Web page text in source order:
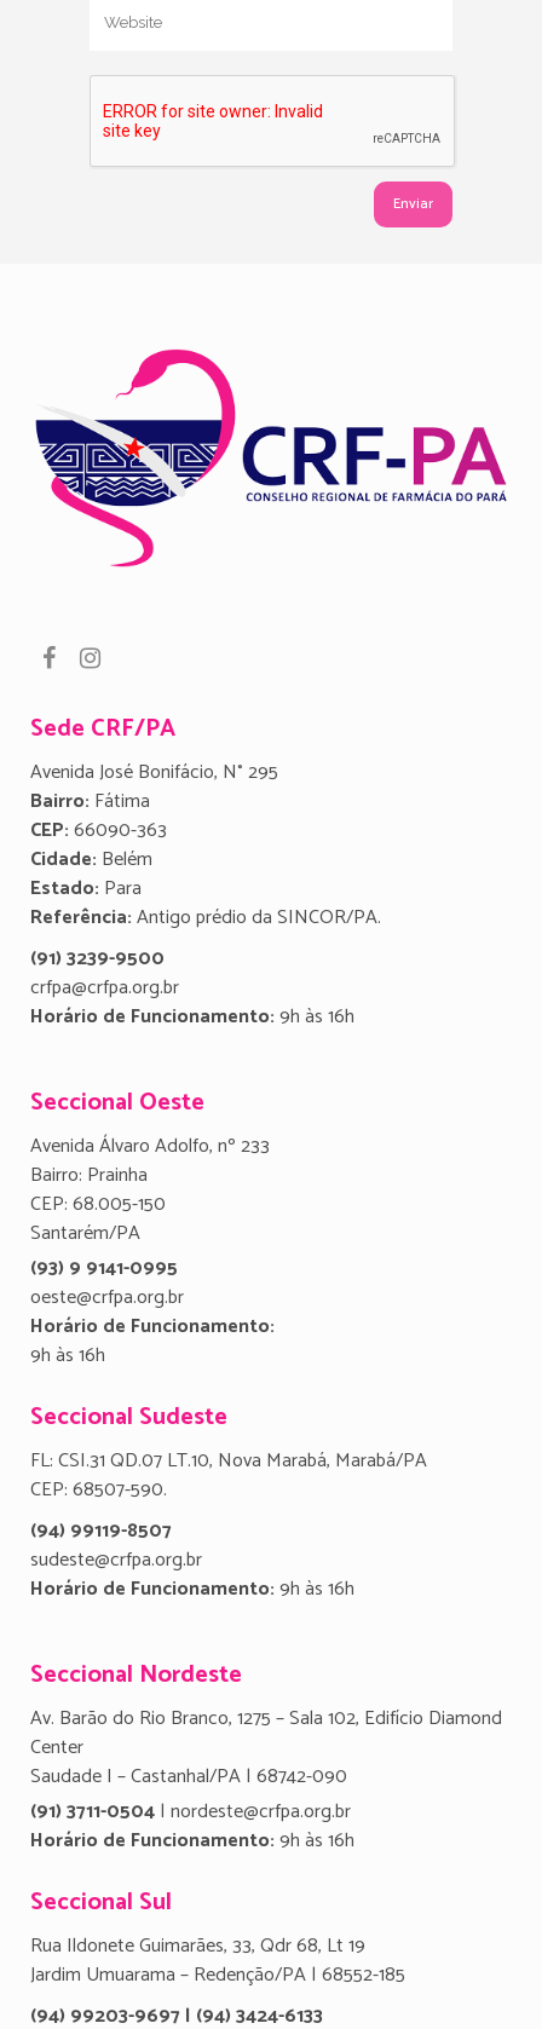
Sede CRF/PA
Avenida José Bonifácio, N° 295
Bairro: Fátima
CEP:66090-363
Cidade: Belém
Estado: Para
Referência:Antigo prédio da SINCOR/PA.
(91) 3239-9500
crfpa@crfpa.org.br
Horário de Funcionamento:9h às 16h
Seccional Oeste
Avenida Álvaro Adolfo, nº 233
Bairro: Prainha
CEP: 68.005-150
Santarém/PA
(93) 9 9141-0995
oeste@crfpa.org.br
Horário de Funcionamento:
9h às 16h
Seccional Sudeste
FL: CSI.31 QD.07 LT.10, Nova Marabá, Marabá/PA
CEP: 68507-590.
(94) 99119-8507
sudeste@crfpa.org.br
Horário de Funcionamento:9h às 16h
Seccional Nordeste
Av. Barão do Rio Branco, 1275 – Sala 102, Edifício Diamond
Center
Saudade I – Castanhal/PA | 68742-090
(91) 3711-0504| nordeste@crfpa.org.br
Horário de Funcionamento:9h às 16h
Seccional Sul
Rua Ildonete Guimarães, 33, Qdr 68, Lt 19
Jardim Umuarama – Redenção/PA | 68552-185
(94) 99203-9697 | (94) 3424-6133